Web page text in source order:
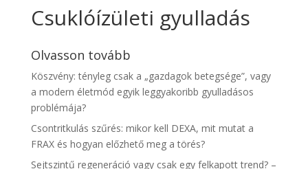
Csuklóízületi gyulladás
Olvasson tovább
Köszvény: tényleg csak a „gazdagok betegsége”, vagy
a modern életmód egyik leggyakoribb gyulladásos
problémája?
Csontritkulás szűrés: mikor kell DEXA, mit mutat a
FRAX és hogyan előzhető meg a törés?
Sejtszintű regeneráció vagy csak egy felkapott trend? –